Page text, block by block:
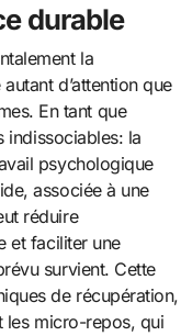
durable
d’attention que
En tant que
indissociables: la
psychologique
associée à une
réduire
et faciliter une
survient. Cette
de récupération,
les micro-repos, qui